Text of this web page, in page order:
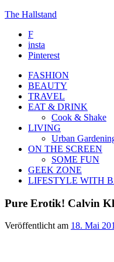
The Hallstand
F
insta
Pinterest
FASHION
BEAUTY
TRAVEL
EAT & DRINK
Cook & Shake
LIVING
Urban
ON THE SCREEN
SOME FUN
GEEK ZONE
LIFESTYLE WITH
Pure Erotik! Calvin
Veröffentlicht am 18. Mai